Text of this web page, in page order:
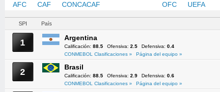
AFC CAF CONCACAF OFC UEFA
SPI País
1 Argentina
Calificación: 88.5 Ofensiva: 2.5 Defensiva: 0.4
CONMEBOL Clasificaciones »
Página del equipo »
2 Brasil
Calificación: 88.5 Ofensiva: 2.9 Defensiva: 0.6
CONMEBOL Clasificaciones »
Página del equipo »